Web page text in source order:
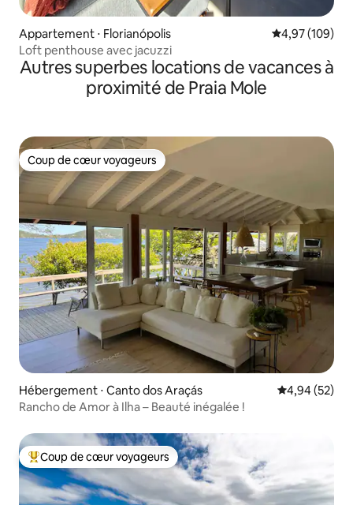
Appartement ⋅ Florianópolis Évaluation
4,97 (109)
Loft penthouse avec jacuzzi
Autres superbes locations de vacances à
proximité de Praia Mole
Coup de cœur voyageurs
Coup de cœur voyageurs
Hébergement ⋅ Canto dos Araçás Évaluation
4,94 (52)
Rancho de Amor à Ilha – Beauté inégalée !
Coups de cœur voyageurs les plus appréciés
Coup de cœur voyageurs